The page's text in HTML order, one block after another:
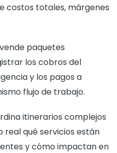
costos totales, márgenes
paquetes
los cobros del
y los pagos a
flujo de trabajo.
itinerarios complejos
real qué servicios están
y cómo impactan en